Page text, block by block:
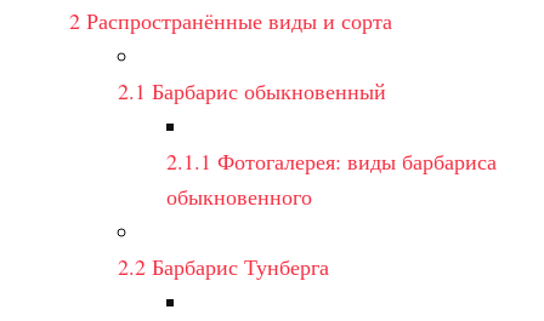
2 Распространённые виды и сорта
2.1 Барбарис обыкновенный
2.1.1 Фотогалерея: виды барбариса
обыкновенного
2.2 Барбарис Тунберга